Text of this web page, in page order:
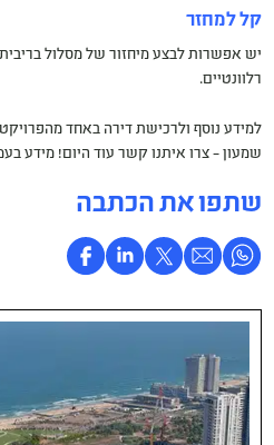
קל למחזר
יש אפשרות לבצע מיחזור של מסלול
רלוונטיים.
למידע נוסף ולרכישת דירה באחד
שמעון – צרו איתנו קשר עוד היום! מידע
שתפו את הכתבה